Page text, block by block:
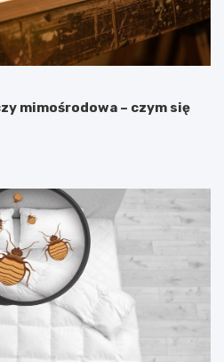
mimośrodowa – czym się